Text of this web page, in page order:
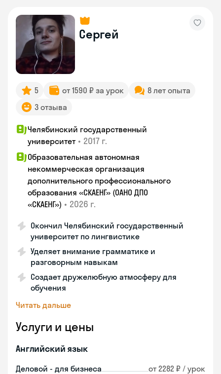
Сергей
5 от 1590 ₽ за урок
8 лет опыта
3 отзыва
Челябинский государственный
университет • 2017 г.
Образовательная автономная
некоммерческая организация
дополнительного профессионального
образования «СКАЕНГ» (ОАНО ДПО
«СКАЕНГ») • 2026 г.
Окончил Челябинский государственный
университет по лингвистике
Уделяет внимание грамматике и
разговорным навыкам
Создает дружелюбную атмосферу для
обучения
Читать дальше
Услуги и цены
Английский язык
Деловой - для бизнеса от 2282 ₽ / урок